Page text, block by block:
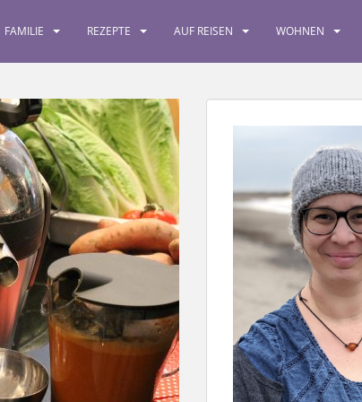
FAMILIE REZEPTE AUF REISEN WOHNEN